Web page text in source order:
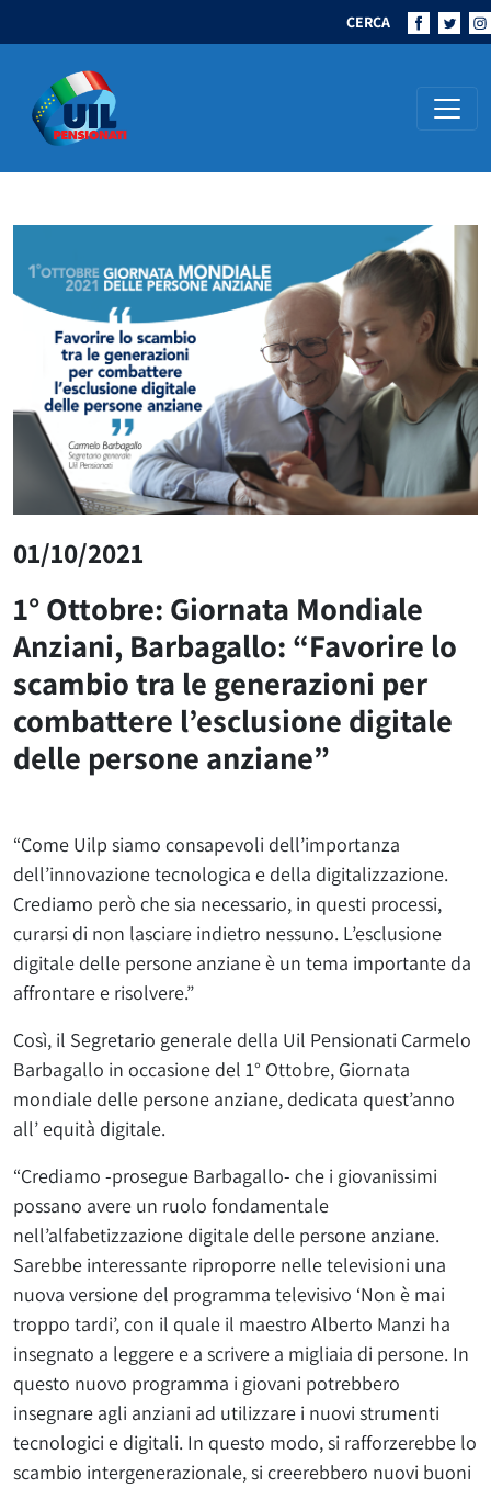
CERCA
Navigazione principale
01/10/2021
1° Ottobre: Giornata Mondiale
Anziani, Barbagallo: “Favorire lo
scambio tra le generazioni per
combattere l’esclusione digitale
delle persone anziane”
“Come Uilp siamo consapevoli dell’importanza
dell’innovazione tecnologica e della digitalizzazione.
Crediamo però che sia necessario, in questi processi,
curarsi di non lasciare indietro nessuno. L’esclusione
digitale delle persone anziane è un tema importante da
affrontare e risolvere.”
Così, il Segretario generale della Uil Pensionati Carmelo
Barbagallo in occasione del 1° Ottobre, Giornata
mondiale delle persone anziane, dedicata quest’anno
all’ equità digitale.
“Crediamo -prosegue Barbagallo- che i giovanissimi
possano avere un ruolo fondamentale
nell’alfabetizzazione digitale delle persone anziane.
Sarebbe interessante riproporre nelle televisioni una
nuova versione del programma televisivo ‘Non è mai
troppo tardi’, con il quale il maestro Alberto Manzi ha
insegnato a leggere e a scrivere a migliaia di persone. In
questo nuovo programma i giovani potrebbero
insegnare agli anziani ad utilizzare i nuovi strumenti
tecnologici e digitali. In questo modo, si rafforzerebbe lo
scambio intergenerazionale, si creerebbero nuovi buoni